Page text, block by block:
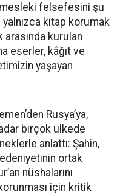
felsefesini şu
kitap korumak
kurulan
eserler, kâğıt ve
yaşayan
Rusya’ya,
birçok ülkede
anlattı: Şahin,
ortak
nüshalarını
için kritik